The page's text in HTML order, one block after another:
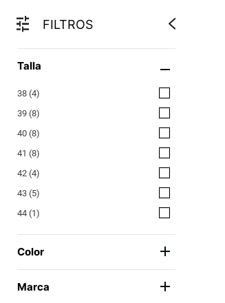
FILTROS
Marca
Color
Talla
38 (4)
39 (8)
40 (8)
41 (8)
42 (4)
43 (5)
44 (1)